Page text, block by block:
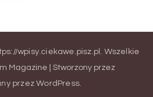
wpisy.ciekawe.pisz.pl
. Wszelkie
Magazine | Stworzony przez
przezWordPress